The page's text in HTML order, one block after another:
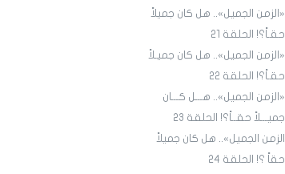
«الزمن الجميل».. هل كان جميلاً
حقـاً؟! الحلقة 21
«الزمن الجميل».. هل كان جميـلاً
حقـاً؟! الحلقة ٢٢
«الزمن الجميل».. هـــل كـــان
جميـــلاً حقــاً؟! الحلقة 23
الزمن الجميل».. هل كان جميلاً
حقاً ؟! الحلقة 24